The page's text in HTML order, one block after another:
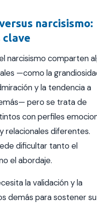
narcisismo:
clave
narcisismo comparten
—como la
y la tendencia a
pero se trata de
con perfiles
relacionales diferentes.
dificultar tanto el
el abordaje.
la validación y la
demás para sostener su